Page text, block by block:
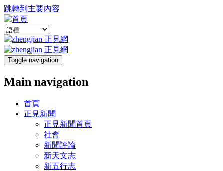
跳轉到主要內容
Toggle navigation
Main navigation
首頁
正見新聞
正見新聞首頁
社會
新聞評論
新天文志
新五行志